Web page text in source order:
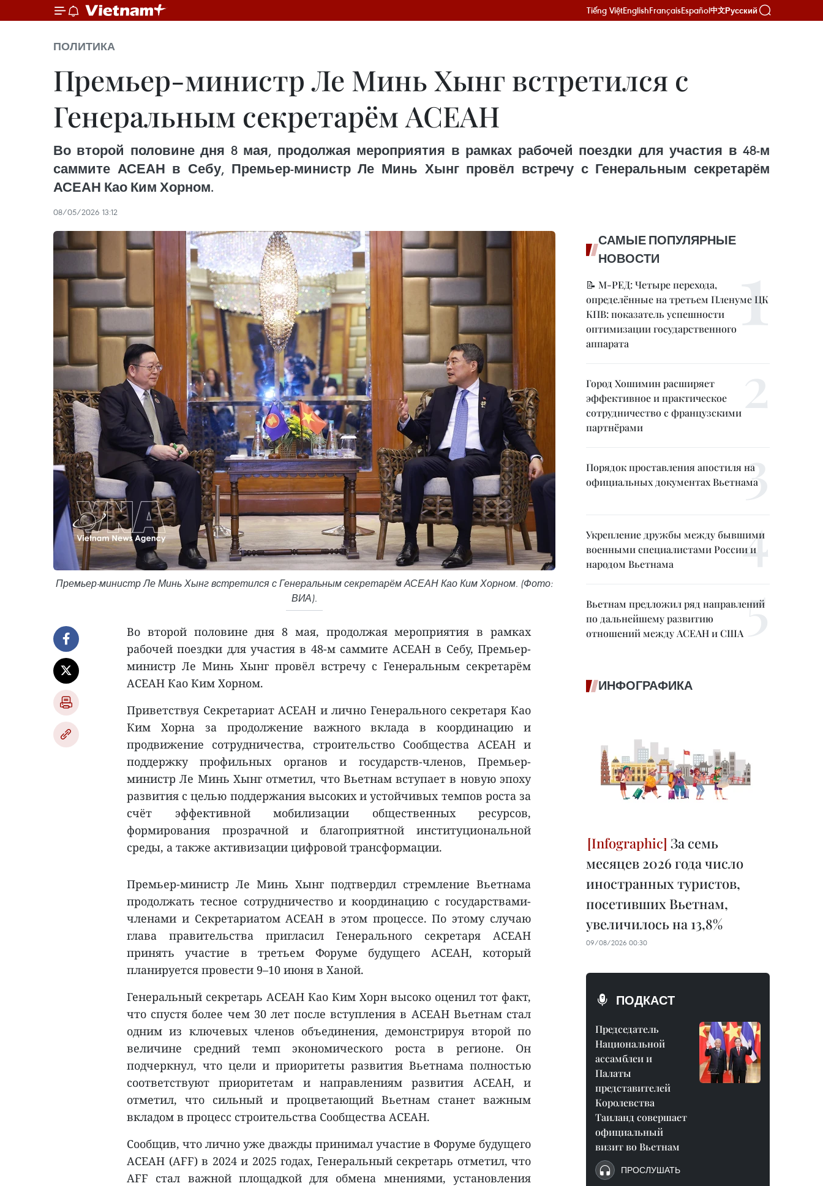
Tiếng ViệtEnglishFrançaisEspañol中文Русский
ПОЛИТИКА
Премьер-министр Ле Минь Хынг встретился с
Генеральным секретарём АСЕАН
Во второй половине дня 8 мая, продолжая мероприятия в рамках рабочей поездки для участия в 48-м
саммите АСЕАН в Себу, Премьер-министр Ле Минь Хынг провёл встречу с Генеральным секретарём
АСЕАН Као Ким Хорном.
08/05/2026 13:12
Премьер-министр Ле Минь Хынг встретился с Генеральным секретарём АСЕАН Као Ким Хорном. (Фото:
ВИА).
Во второй половине дня 8 мая, продолжая мероприятия в рамках
рабочей поездки для участия в 48-м саммите АСЕАН в Себу, Премьер-
министр Ле Минь Хынг провёл встречу с Генеральным секретарём
АСЕАН Као Ким Хорном.
Приветствуя Секретариат АСЕАН и лично Генерального секретаря Као
Ким Хорна за продолжение важного вклада в координацию и
продвижение сотрудничества, строительство Сообщества АСЕАН и
поддержку профильных органов и государств-членов, Премьер-
министр Ле Минь Хынг отметил, что Вьетнам вступает в новую эпоху
развития с целью поддержания высоких и устойчивых темпов роста за
счёт эффективной мобилизации общественных ресурсов,
формирования прозрачной и благоприятной институциональной
среды, а также активизации цифровой трансформации.
Премьер-министр Ле Минь Хынг подтвердил стремление Вьетнама
продолжать тесное сотрудничество и координацию с государствами-
членами и Секретариатом АСЕАН в этом процессе. По этому случаю
глава правительства пригласил Генерального секретаря АСЕАН
принять участие в третьем Форуме будущего АСЕАН, который
планируется провести 9–10 июня в Ханой.
Генеральный секретарь АСЕАН Као Ким Хорн высоко оценил тот факт,
что спустя более чем 30 лет после вступления в АСЕАН Вьетнам стал
одним из ключевых членов объединения, демонстрируя второй по
величине средний темп экономического роста в регионе. Он
подчеркнул, что цели и приоритеты развития Вьетнама полностью
соответствуют приоритетам и направлениям развития АСЕАН, и
отметил, что сильный и процветающий Вьетнам станет важным
вкладом в процесс строительства Сообщества АСЕАН.
Сообщив, что лично уже дважды принимал участие в Форуме будущего
АСЕАН (AFF) в 2024 и 2025 годах, Генеральный секретарь отметил, что
AFF стал важной площадкой для обмена мнениями, установления
САМЫЕ ПОПУЛЯРНЫЕ
НОВОСТИ
📝 М-РЕД: Четыре перехода,
определённые на третьем Пленуме ЦК
КПВ: показатель успешности
оптимизации государственного
аппарата
Город Хошимин расширяет
эффективное и практическое
сотрудничество с французскими
партнёрами
Порядок проставления апостиля на
официальных документах Вьетнама
Укрепление дружбы между бывшими
военными специалистами России и
народом Вьетнама
Вьетнам предложил ряд направлений
по дальнейшему развитию
отношений между АСЕАН и США
ИНФОГРАФИКА
За семь
месяцев 2026 года число
иностранных туристов,
посетивших Вьетнам,
увеличилось на 13,8%
09/08/2026 00:30
ПОДКАСТ
Председатель
Национальной
ассамблеи и
Палаты
представителей
Королевства
Таиланд совершает
официальный
визит во Вьетнам
ПРОСЛУШАТЬ